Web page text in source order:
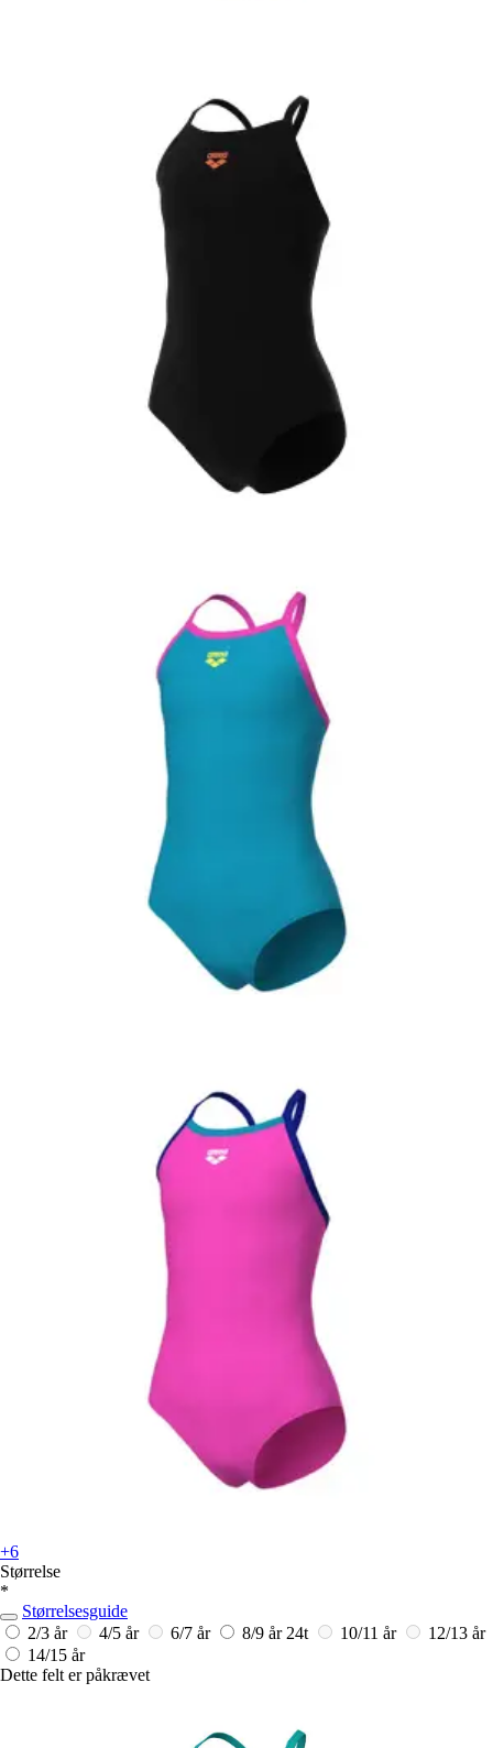
+6
Størrelse
*
Størrelsesguide
2/3 år
4/5 år 6/7 år 8/9 år 24t 10/11 år
12/13 år
14/15 år
Dette felt er påkrævet